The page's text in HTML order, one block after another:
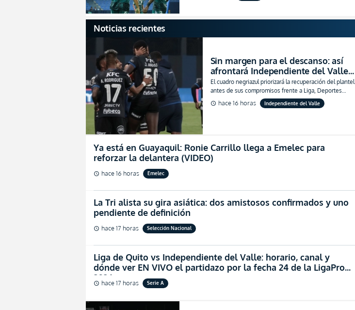
Noticias recientes
Sin margen para el descanso: así
afrontará Independiente del Valle
una seguidilla para definir la
temporada
El cuadro negriazul priorizará la recuperación del plantel
antes de sus compromisos frente a Liga, Deportes
Tolima y Delfín.
schedule hace 16 horas Independiente del Valle
Ya está en Guayaquil: Ronie Carrillo llega a Emelec para
reforzar la delantera (VIDEO)
schedule hace 16 horas Emelec
La Tri alista su gira asiática: dos amistosos confirmados y uno
pendiente de definición
schedule hace 17 horas Selección Nacional
Liga de Quito vs Independiente del Valle: horario, canal y
dónde ver EN VIVO el partidazo por la fecha 24 de la LigaPro
2026
schedule hace 17 horas Serie A